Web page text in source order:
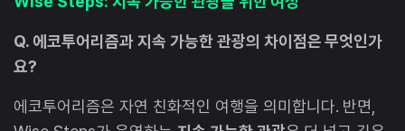
Q. 에코투어리즘과 지속 가능한 관광의 차이점은 무엇인가
요?
에코투어리즘은 자연 친화적인 여행을 의미합니다. 반면,